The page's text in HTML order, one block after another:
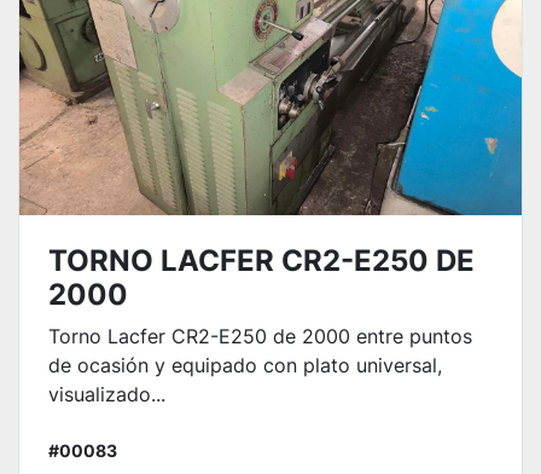
TORNO LACFER CR2-E250 DE
2000
Torno Lacfer CR2-E250 de 2000 entre puntos
de ocasión y equipado con plato universal,
visualizado...
#00083